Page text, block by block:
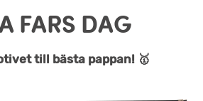
FARS DAG
till bästa pappan! 🥇